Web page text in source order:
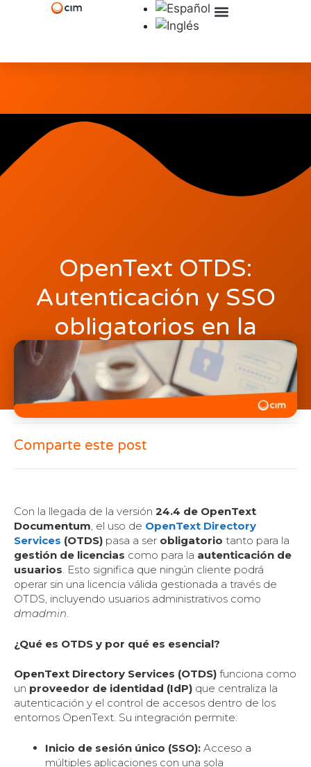
OpenText OTDS:
Autenticación y SSO
obligatorios en la
versión 24.4
agosto 29, 2025
Comparte este post
Con la llegada de la versión 24.4 de OpenText
Documentum, el uso de OpenText Directory
Services (OTDS) pasa a ser obligatorio tanto para la
gestión de licencias como para la autenticación de
usuarios. Esto significa que ningún cliente podrá
operar sin una licencia válida gestionada a través de
OTDS, incluyendo usuarios administrativos como
dmadmin.
¿Qué es OTDS y por qué es esencial?
OpenText Directory Services (OTDS) funciona como
un proveedor de identidad (IdP) que centraliza la
autenticación y el control de accesos dentro de los
entornos OpenText. Su integración permite:
Inicio de sesión único (SSO): Acceso a
múltiples aplicaciones con una sola